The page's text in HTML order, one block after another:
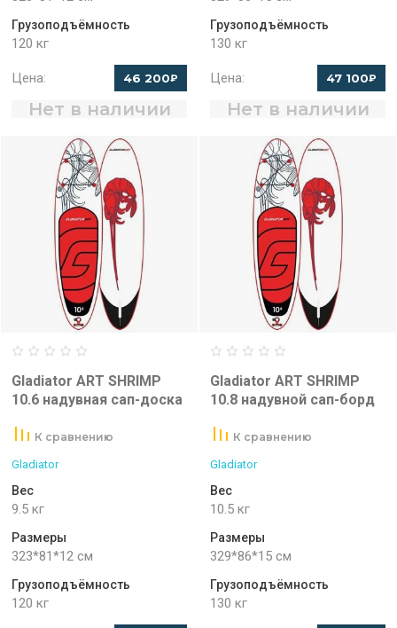
Грузоподъёмность
120 кг
Цена: 46 200₽
Нет в наличии
Грузоподъёмность
130 кг
Цена: 47 100₽
Нет в наличии
Gladiator ART SHRIMP
10.6 надувная сап-доска
К сравнению
Gladiator
Вес
9.5 кг
Размеры
323*81*12 см
Грузоподъёмность
120 кг
Gladiator ART SHRIMP
10.8 надувной сап-борд
К сравнению
Gladiator
Вес
10.5 кг
Размеры
329*86*15 см
Грузоподъёмность
130 кг